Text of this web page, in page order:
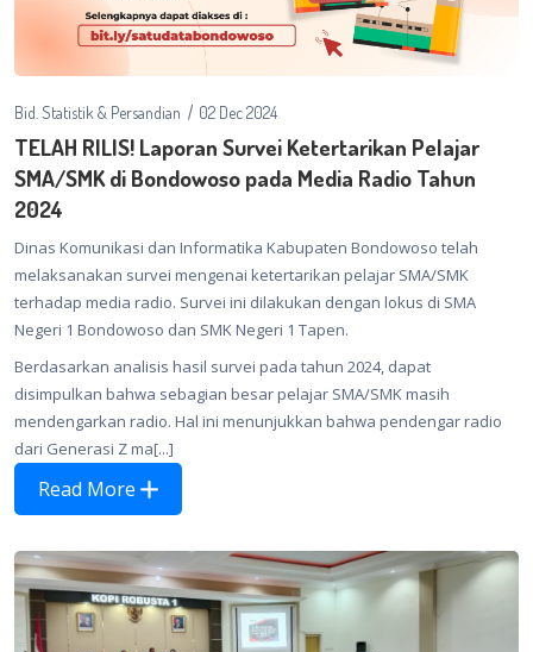
Bid. Statistik & Persandian 02 Dec 2024
TELAH RILIS! Laporan Survei Ketertarikan Pelajar
SMA/SMK di Bondowoso pada Media Radio Tahun
2024
Dinas Komunikasi dan Informatika Kabupaten Bondowoso telah
melaksanakan survei mengenai ketertarikan pelajar SMA/SMK
terhadap media radio. Survei ini dilakukan dengan lokus di SMA
Negeri 1 Bondowoso dan SMK Negeri 1 Tapen.
Berdasarkan analisis hasil survei pada tahun 2024, dapat
disimpulkan bahwa sebagian besar pelajar SMA/SMK masih
mendengarkan radio. Hal ini menunjukkan bahwa pendengar radio
dari Generasi Z ma[...]
Read More